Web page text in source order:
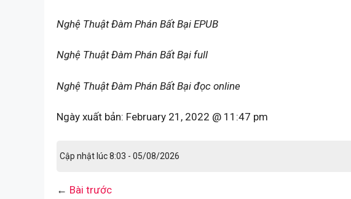
Nghệ Thuật Đàm Phán Bất Bại EPUB
Nghệ Thuật Đàm Phán Bất Bại full
Nghệ Thuật Đàm Phán Bất Bại đọc online
Ngày xuất bản: February 21, 2022 @ 11:47 pm
Cập nhật lúc 8:03 - 05/08/2026
← Bài trước